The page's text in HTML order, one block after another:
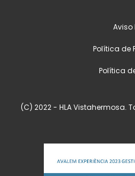
(C) 2022 - HLA Vistahermosa.
Aviso
Política de
Política